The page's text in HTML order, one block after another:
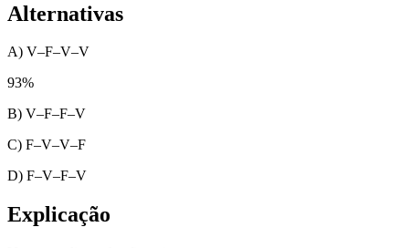
Alternativas
A) V–F–V–V
93%
B) V–F–F–V
C) F–V–V–F
D) F–V–F–V
Explicação